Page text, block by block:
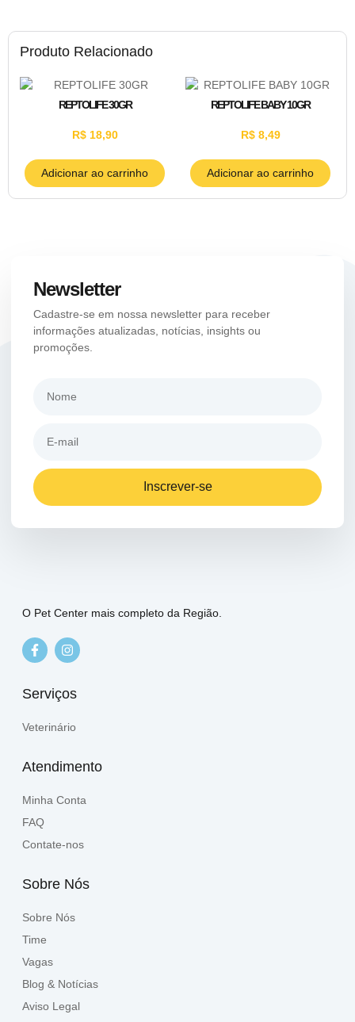
Produto Relacionado
REPTOLIFE 30GR
R$18,90
Adicionar ao carrinho
REPTOLIFE BABY 10GR
R$8,49
Adicionar ao carrinho
Newsletter
Cadastre-se em nossa newsletter para receber
informações atualizadas, notícias, insights ou
promoções.
Inscrever-se
O Pet Center mais completo da Região.
Serviços
Veterinário
Atendimento
Minha Conta
FAQ
Contate-nos
Sobre Nós
Sobre Nós
Time
Vagas
Blog & Notícias
Aviso Legal